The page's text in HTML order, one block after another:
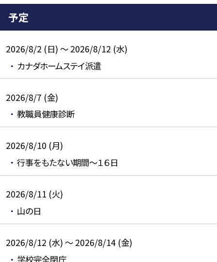
予定
2026/8/2 (日) ～ 2026/8/12 (水)
カナダホームステイ派遣
2026/8/7 (金)
教職員健康診断
2026/8/10 (月)
行事をもたない期間～１６日
2026/8/11 (火)
山の日
2026/8/12 (水) ～ 2026/8/14 (金)
学校完全閉庁